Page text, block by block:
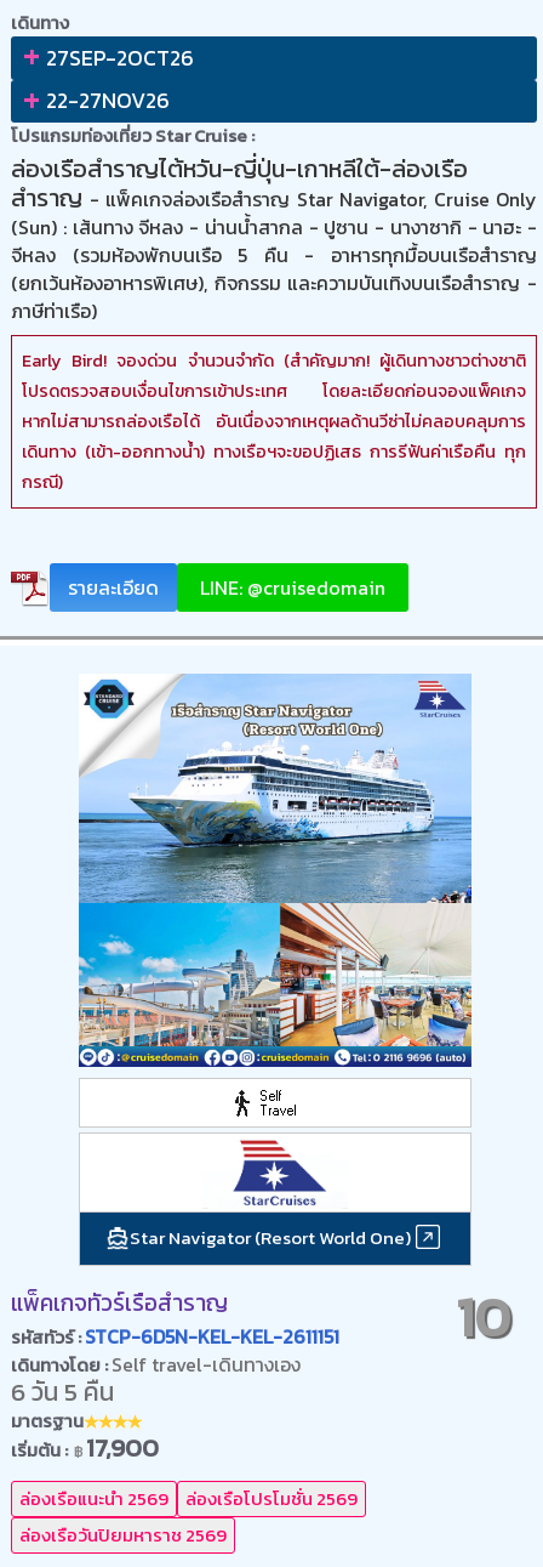
เดินทาง
+ 27SEP-2OCT26
+ 22-27NOV26
โปรแกรมท่องเที่ยว Star Cruise :
ล่องเรือสำราญไต้หวัน-ญี่ปุ่น-เกาหลีใต้-ล่องเรือ
สำราญ - แพ็คเกจล่องเรือสำราญ Star Navigator, Cruise Only
(Sun) : เส้นทาง จีหลง - น่านน้ำสากล - ปูซาน - นางาซากิ - นาฮะ -
จีหลง (รวมห้องพักบนเรือ 5 คืน - อาหารทุกมื้อบนเรือสำราญ
(ยกเว้นห้องอาหารพิเศษ), กิจกรรม และความบันเทิงบนเรือสำราญ -
ภาษีท่าเรือ)
Early Bird! จองด่วน จำนวนจำกัด (สำคัญมาก! ผู้เดินทางชาวต่างชาติ
โปรดตรวจสอบเงื่อนไขการเข้าประเทศ โดยละเอียดก่อนจองแพ็คเกจ
หากไม่สามารถล่องเรือได้ อันเนื่องจากเหตุผลด้านวีซ่าไม่คลอบคลุมการ
เดินทาง (เข้า-ออกทางน้ำ) ทางเรือฯจะขอปฏิเสธ การรีฟันค่าเรือคืน ทุก
กรณี)
รายละเอียด LINE: @cruisedomain
Star Navigator (Resort World One)
แพ็คเกจทัวร์เรือสำราญ
รหัสทัวร์ :STCP-6D5N-KEL-KEL-2611151 10
เดินทางโดย :Self travel-เดินทางเอง
6 วัน 5 คืน
มาตรฐาน
เริ่มต้น : ฿ 17,900
ล่องเรือแนะนำ 2569
ล่องเรือโปรโมชั่น 2569
ล่องเรือวันปิยมหาราช 2569